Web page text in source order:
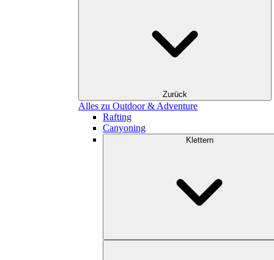
Zurück
Alles zu Outdoor & Adventure
Rafting
Canyoning
Klettern